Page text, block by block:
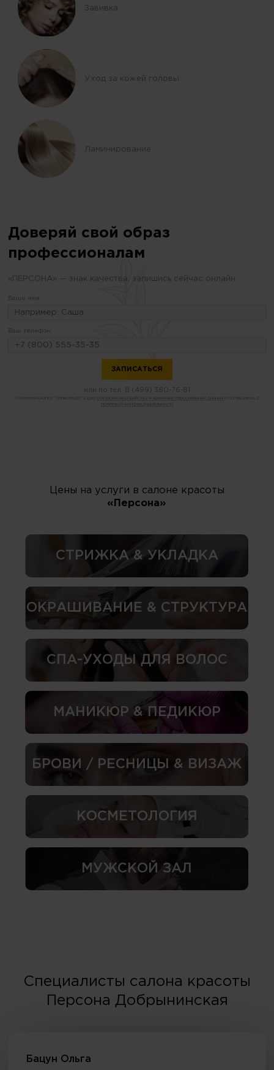
Завивка
Уход за кожей головы
Ламинирование
Доверяй свой образ
профессионалам
«ПЕРСОНА» — знак качества, запишись сейчас онлайн
Ваше имя:
Ваш телефон:
или по тел. 8 (499) 380-76-81
Нажимая кнопку "Записаться" я даю согласие на обработку и хранение персональных данных
политикой конфиденциальности
Цены на услуги в салоне красоты
«Персона»
СТРИЖКА & УКЛАДКА
ОКРАШИВАНИЕ & СТРУКТУРА
СПА-УХОДЫ ДЛЯ ВОЛОС
МАНИКЮР & ПЕДИКЮР
БРОВИ / РЕСНИЦЫ & ВИЗАЖ
КОСМЕТОЛОГИЯ
МУЖСКОЙ ЗАЛ
Специалисты салона красоты
Персона Добрынинская
Бацун Ольга